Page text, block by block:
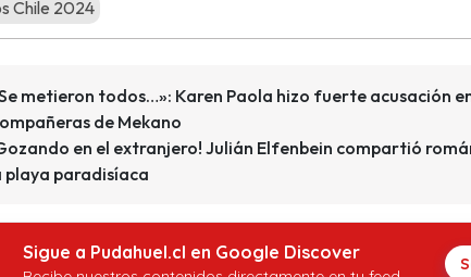
Chile 2024
metieron todos…»: Karen Paola hizo fuerte acusación
de Mekano
en el extranjero! Julián Elfenbein compartió
playa paradisíaca
Sigue a Pudahuel.cl en Google Discover